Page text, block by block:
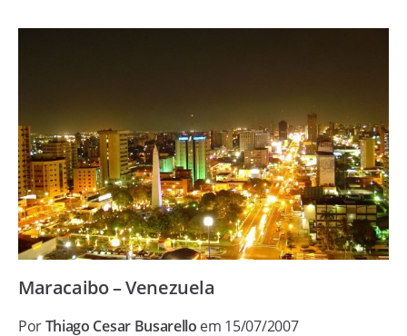
Maracaibo – Venezuela
PorThiago Cesar Busarello em 15/07/2007